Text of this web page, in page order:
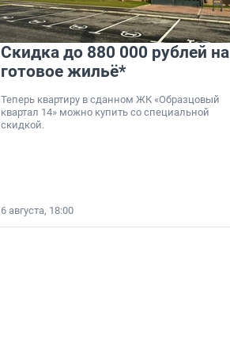
Скидка до 880 000 рублей на
готовое жильё*
Теперь квартиру в сданном ЖК «Образцовый
квартал 14» можно купить со специальной
скидкой.
6 августа, 18:00